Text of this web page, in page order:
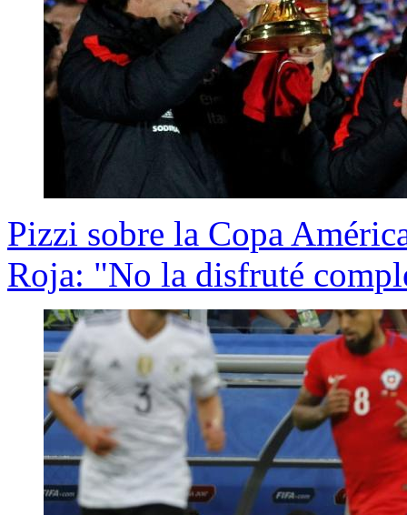
Pizzi sobre la Copa
Roja: "No la disfruté